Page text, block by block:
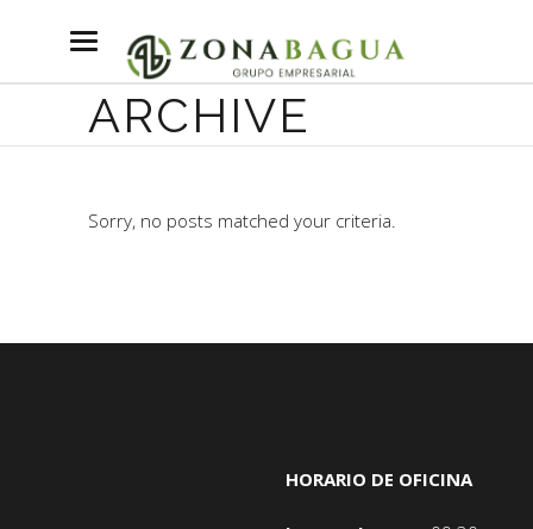
ARCHIVE
Sorry, no posts matched your criteria.
HORARIO DE OFICINA